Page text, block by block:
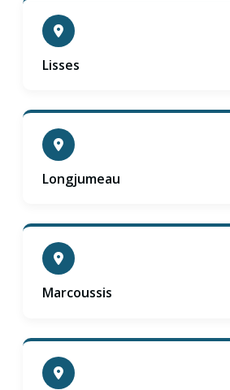
Lisses
Longjumeau
Marcoussis